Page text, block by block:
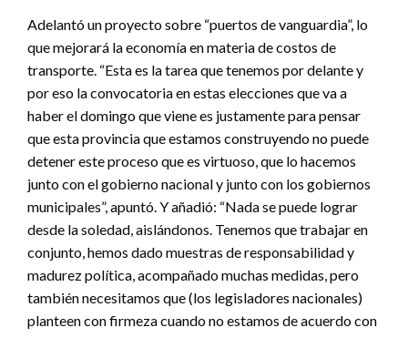
Adelantó un proyecto sobre “puertos de vanguardia”, lo
que mejorará la economía en materia de costos de
transporte. “Esta es la tarea que tenemos por delante y
por eso la convocatoria en estas elecciones que va a
haber el domingo que viene es justamente para pensar
que esta provincia que estamos construyendo no puede
detener este proceso que es virtuoso, que lo hacemos
junto con el gobierno nacional y junto con los gobiernos
municipales”, apuntó. Y añadió: “Nada se puede lograr
desde la soledad, aislándonos. Tenemos que trabajar en
conjunto, hemos dado muestras de responsabilidad y
madurez política, acompañado muchas medidas, pero
también necesitamos que (los legisladores nacionales)
planteen con firmeza cuando no estamos de acuerdo con